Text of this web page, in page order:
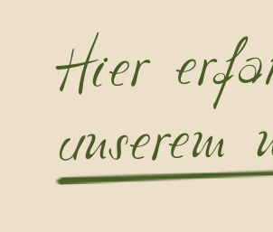
Hier